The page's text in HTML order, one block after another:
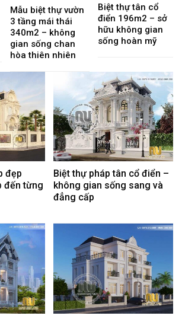
Mẫu biệt thự vườn
3 tầng mái thái
340m2 – không
gian sống chan
hòa thiên nhiên
Biệt thự tân cổ
điển 196m2 – sở
hữu không gian
sống hoàn mỹ
đẹp
đến từng
Biệt thự pháp tân cổ điển –
không gian sống sang và
đẳng cấp